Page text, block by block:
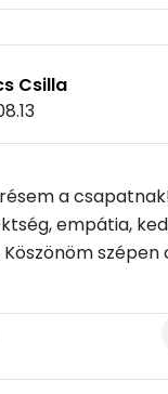
Csilla
a
empátia,
szépen